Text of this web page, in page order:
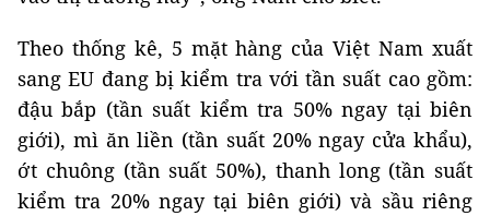
Theo thống kê, 5 mặt hàng của Việt Nam xuất
sang EU đang bị kiểm tra với tần suất cao gồm:
đậu bắp (tần suất kiểm tra 50% ngay tại biên
giới), mì ăn liền (tần suất 20% ngay cửa khẩu),
ớt chuông (tần suất 50%), thanh long (tần suất
kiểm tra 20% ngay tại biên giới) và sầu riêng